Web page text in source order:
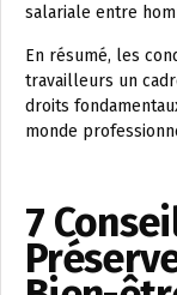
salariale entre
En résumé, les
travailleurs un
droits
monde
7